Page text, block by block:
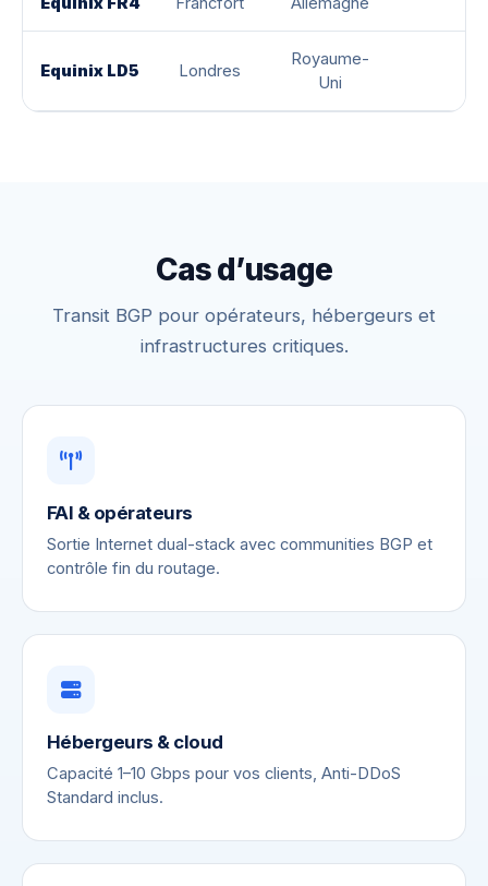
Equinix LD5 Londres
Royaume-
Uni
Cas d’usage
Transit BGP pour opérateurs, hébergeurs et
infrastructures critiques.
FAI & opérateurs
Sortie Internet dual-stack avec communities BGP et
contrôle fin du routage.
Hébergeurs & cloud
Capacité 1–10 Gbps pour vos clients, Anti-DDoS
Standard inclus.